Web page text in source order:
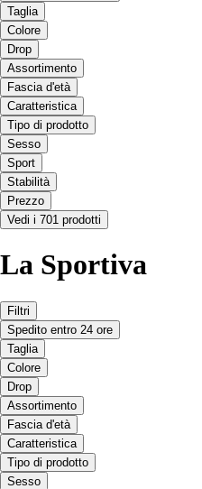
Taglia
Colore
Drop
Assortimento
Fascia d'età
Caratteristica
Tipo di prodotto
Sesso
Sport
Stabilità
Prezzo
Vedi i 701 prodotti
La Sportiva
Filtri
Spedito entro 24 ore
Taglia
Colore
Drop
Assortimento
Fascia d'età
Caratteristica
Tipo di prodotto
Sesso